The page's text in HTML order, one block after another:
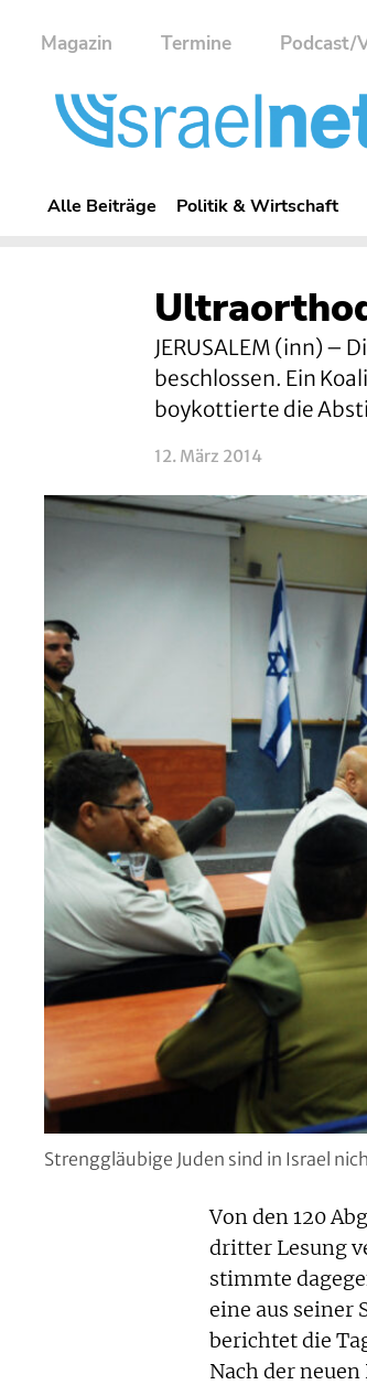
Magazin Termine Podcast/
Alle Beiträge Politik & Wirtschaft
JERUSALEM (inn) –
beschlossen. Ein
boykottierte die
12. März 2014
Strenggläubige Juden sind in Israel
Von den 120
dritter Lesung
stimmte
eine aus seiner
berichtet die
Nach der